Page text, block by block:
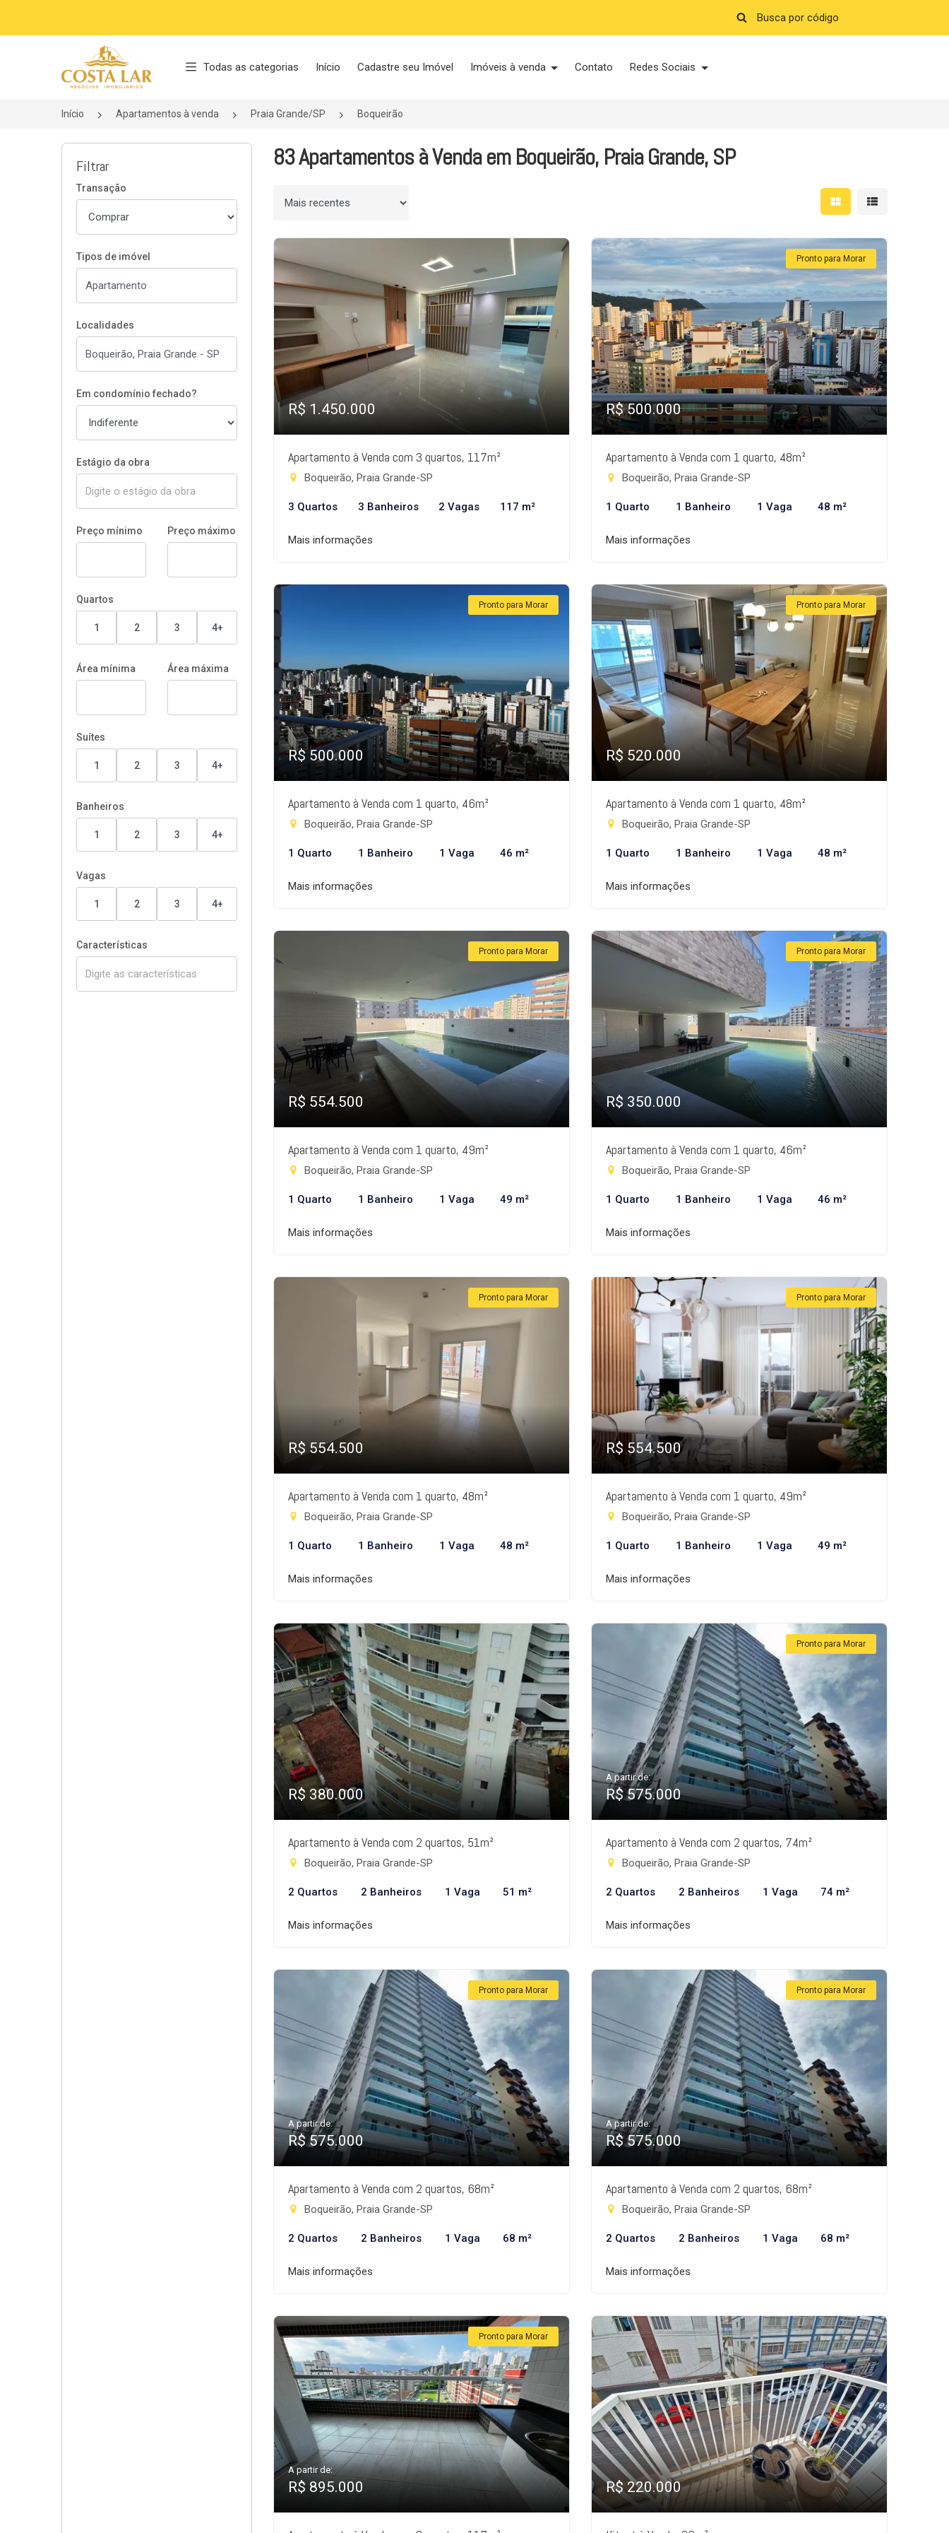
Página inicial
Todas as categorias Início Cadastre seu Imóvel Imóveis à venda Contato Redes Sociais
Início Apartamentos à venda Praia Grande/SP Boqueirão
Filtrar
Transação
Tipos de imóvel
Localidades
Em condomínio fechado?
Estágio da obra
Preço mínimo Preço máximo
Quartos
1 2 3 4+
Área mínima Área máxima
Suítes
1 2 3 4+
Banheiros
1 2 3 4+
Vagas
1 2 3 4+
Características
83 Apartamentos à Venda em Boqueirão, Praia Grande, SP
Ordenar por Mostrar resultados em
Mostrar
R$ 1.450.000
Apartamento à Venda com 3 quartos, 117m²
Boqueirão, Praia Grande-SP
3 Quartos 3 Banheiros 2 Vagas 117 m²
Mais informações
Pronto para Morar
R$ 500.000
Apartamento à Venda com 1 quarto, 48m²
Boqueirão, Praia Grande-SP
1 Quarto 1 Banheiro 1 Vaga 48 m²
Mais informações
Pronto para Morar
R$ 500.000
Apartamento à Venda com 1 quarto, 46m²
Boqueirão, Praia Grande-SP
1 Quarto 1 Banheiro 1 Vaga 46 m²
Mais informações
Pronto para Morar
R$ 520.000
Apartamento à Venda com 1 quarto, 48m²
Boqueirão, Praia Grande-SP
1 Quarto 1 Banheiro 1 Vaga 48 m²
Mais informações
Pronto para Morar
R$ 554.500
Apartamento à Venda com 1 quarto, 49m²
Boqueirão, Praia Grande-SP
1 Quarto 1 Banheiro 1 Vaga 49 m²
Mais informações
Pronto para Morar
R$ 350.000
Apartamento à Venda com 1 quarto, 46m²
Boqueirão, Praia Grande-SP
1 Quarto 1 Banheiro 1 Vaga 46 m²
Mais informações
Pronto para Morar
R$ 554.500
Apartamento à Venda com 1 quarto, 48m²
Boqueirão, Praia Grande-SP
1 Quarto 1 Banheiro 1 Vaga 48 m²
Mais informações
Pronto para Morar
R$ 554.500
Apartamento à Venda com 1 quarto, 49m²
Boqueirão, Praia Grande-SP
1 Quarto 1 Banheiro 1 Vaga 49 m²
Mais informações
R$ 380.000
Apartamento à Venda com 2 quartos, 51m²
Boqueirão, Praia Grande-SP
2 Quartos 2 Banheiros 1 Vaga 51 m²
Mais informações
Pronto para Morar
A partir de:
R$ 575.000
Apartamento à Venda com 2 quartos, 74m²
Boqueirão, Praia Grande-SP
2 Quartos 2 Banheiros 1 Vaga 74 m²
Mais informações
Pronto para Morar
A partir de:
R$ 575.000
Apartamento à Venda com 2 quartos, 68m²
Boqueirão, Praia Grande-SP
2 Quartos 2 Banheiros 1 Vaga 68 m²
Mais informações
Pronto para Morar
A partir de:
R$ 575.000
Apartamento à Venda com 2 quartos, 68m²
Boqueirão, Praia Grande-SP
2 Quartos 2 Banheiros 1 Vaga 68 m²
Mais informações
Pronto para Morar
A partir de:
R$ 895.000 R$ 220.000